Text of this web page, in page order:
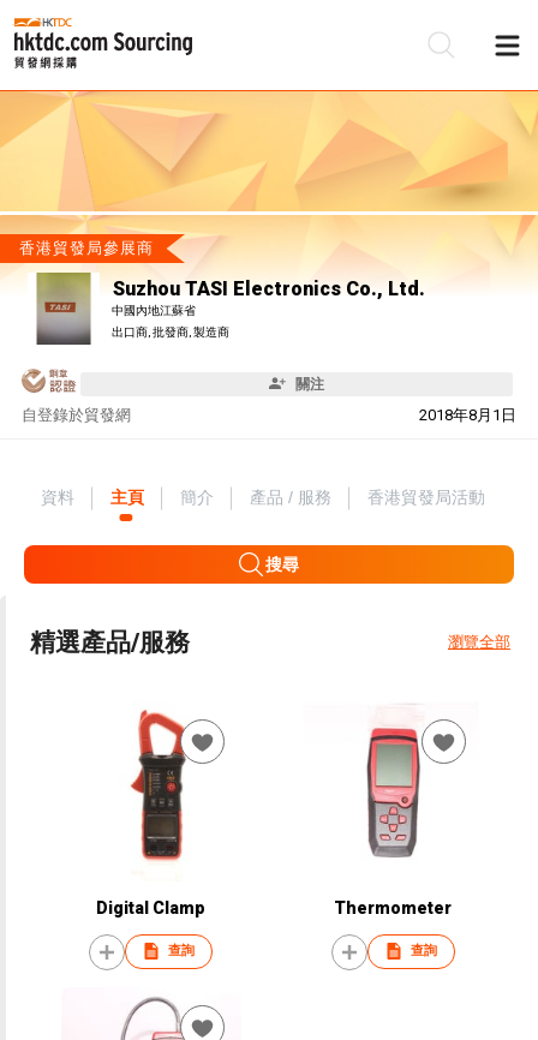
香港貿發局參展商
Suzhou TASI Electronics Co., Ltd.
中國內地江蘇省
出口商, 批發商, 製造商
關注
自 2018年8月1日
登錄於貿發網
資料 主頁 簡介 產品 / 服務 香港貿發局活動
搜尋
精選產品/服務 瀏覽全部
Digital Clamp
查詢
Thermometer
查詢